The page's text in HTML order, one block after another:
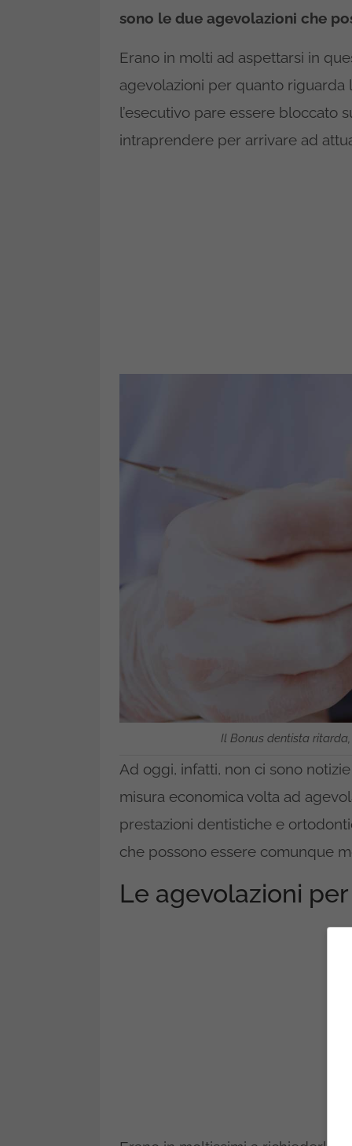
sono le due agevolazioni che
Erano in molti ad aspettarsi in
agevolazioni per quanto riguarda
l’esecutivo pare essere bloccato
intraprendere per arrivare ad
Il Bonus dentista
Ad oggi, infatti, non ci sono
misura economica volta ad
prestazioni dentistiche e
che possono essere comunque
Le agevolazioni